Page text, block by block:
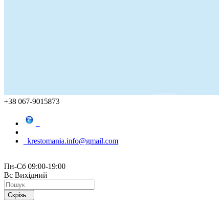
+38 067-9015873
krestomania.info@gmail.com
Пн-Сб 09:00-19:00
Вс Вихідний
Скрізь